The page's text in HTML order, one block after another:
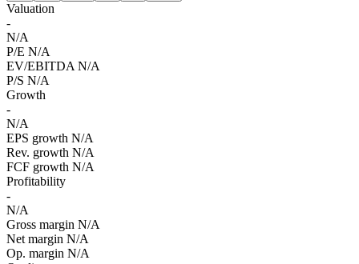
Valuation
-
N/A
P/E N/A
EV/EBITDA N/A
P/S N/A
Growth
-
N/A
EPS growth N/A
Rev. growth N/A
FCF growth N/A
Profitability
-
N/A
Gross margin N/A
Net margin N/A
Op. margin N/A